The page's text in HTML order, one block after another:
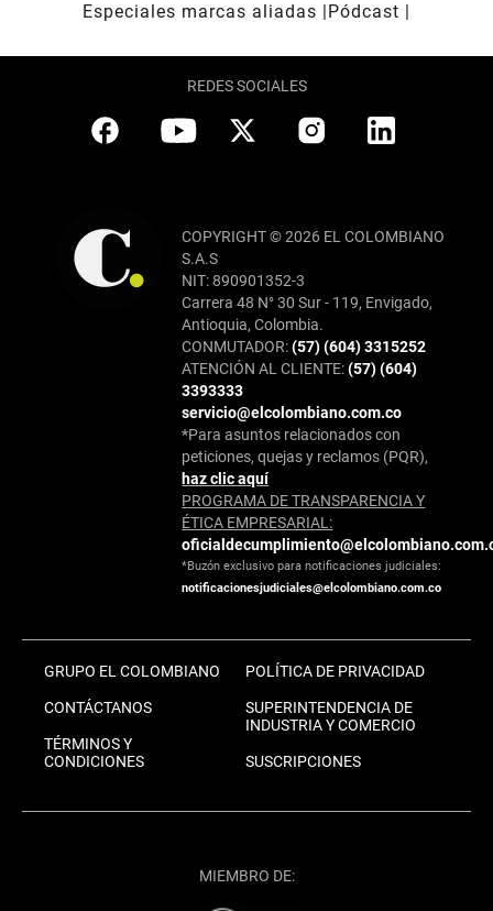
Especiales marcas aliadas
Pódcast
REDES SOCIALES
COPYRIGHT © 2026 EL COLOMBIANO
S.A.S
NIT: 890901352-3
Carrera 48 N° 30 Sur - 119, Envigado,
Antioquia, Colombia.
CONMUTADOR:(57) (604) 3315252
ATENCIÓN AL CLIENTE:(57) (604)
3393333
servicio@elcolombiano.com.co
*Para asuntos relacionados con
peticiones, quejas y reclamos (PQR),
haz clic aquí
PROGRAMA DE TRANSPARENCIA Y
ÉTICA EMPRESARIAL:
*Buzón exclusivo para notificaciones judiciales:
notificacionesjudiciales@elcolombiano.com.co
GRUPO EL COLOMBIANO
CONTÁCTANOS
TÉRMINOS Y
CONDICIONES
POLÍTICA DE PRIVACIDAD
SUPERINTENDENCIA DE
INDUSTRIA Y COMERCIO
SUSCRIPCIONES
MIEMBRO DE: